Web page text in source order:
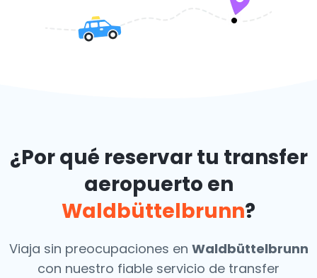
¿Por qué reservar tu transfer
aeropuerto en
Waldbüttelbrunn?
Viaja sin preocupaciones en Waldbüttelbrunn
con nuestro fiable servicio de transfer